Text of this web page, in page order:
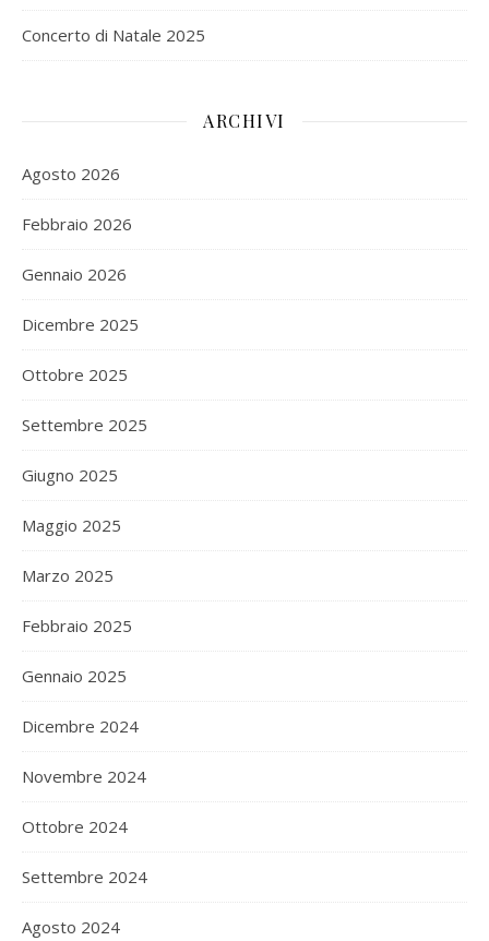
Concerto di Natale 2025
ARCHIVI
Agosto 2026
Febbraio 2026
Gennaio 2026
Dicembre 2025
Ottobre 2025
Settembre 2025
Giugno 2025
Maggio 2025
Marzo 2025
Febbraio 2025
Gennaio 2025
Dicembre 2024
Novembre 2024
Ottobre 2024
Settembre 2024
Agosto 2024